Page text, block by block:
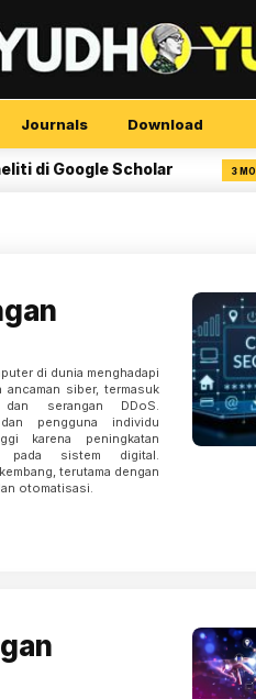
Journals Download
Google Scholar 3 MONTH AGO
di dunia menghadapi
siber, termasuk
dan serangan DDoS.
pengguna individu
karena peningkatan
pada sistem digital.
terutama dengan
otomatisasi.